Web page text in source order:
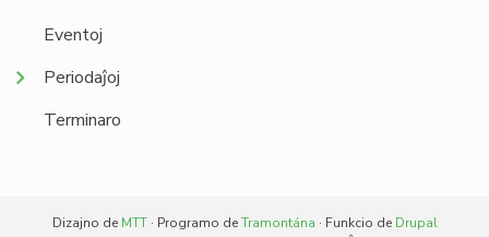
Eventoj
Periodaĵoj
Terminaro
Dizajno de MTT· Programo deTramontána · Funkcio de Drupal